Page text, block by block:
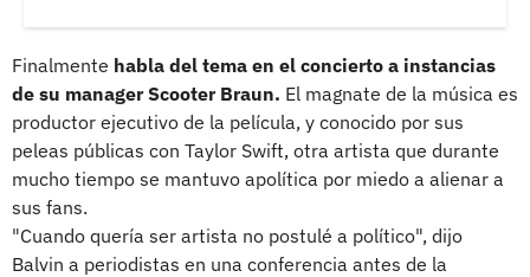
Finalmente habla del tema en el concierto a instancias
de su manager Scooter Braun. El magnate de la música es
productor ejecutivo de la película, y conocido por sus
peleas públicas con Taylor Swift, otra artista que durante
mucho tiempo se mantuvo apolítica por miedo a alienar a
sus fans.
"Cuando quería ser artista no postulé a político", dijo
Balvin a periodistas en una conferencia antes de la